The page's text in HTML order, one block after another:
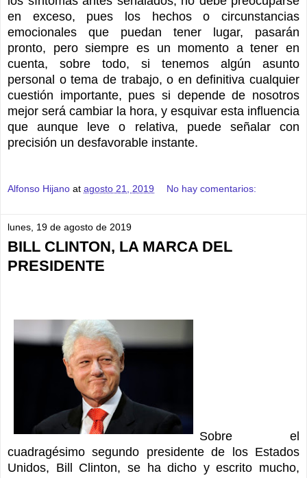
en exceso, pues los hechos o circunstancias
emocionales que puedan tener lugar, pasarán
pronto, pero siempre es un momento a tener en
cuenta, sobre todo, si tenemos algún asunto
personal o tema de trabajo, o en definitiva cualquier
cuestión importante, pues si depende de nosotros
mejor será cambiar la hora, y esquivar esta influencia
que aunque leve o relativa, puede señalar con
precisión un desfavorable instante.
Alfonso Hijano at agosto 21, 2019 No hay comentarios:
lunes, 19 de agosto de 2019
BILL CLINTON, LA MARCA DEL
PRESIDENTE
Sobre el
cuadragésimo segundo presidente de los Estados
Unidos, Bill Clinton, se ha dicho y escrito mucho,